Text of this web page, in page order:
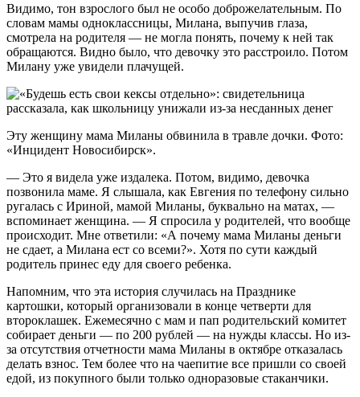
Видимо, тон взрослого был не особо доброжелательным. По
словам мамы одноклассницы, Милана, выпучив глаза,
смотрела на родителя — не могла понять, почему к ней так
обращаются. Видно было, что девочку это расстроило. Потом
Милану уже увидели плачущей.
Эту женщину мама Миланы обвинила в травле дочки. Фото:
«Инцидент Новосибирск».
— Это я видела уже издалека. Потом, видимо, девочка
позвонила маме. Я слышала, как Евгения по телефону сильно
ругалась с Ириной, мамой Миланы, буквально на матах, —
вспоминает женщина. — Я спросила у родителей, что вообще
происходит. Мне ответили: «А почему мама Миланы деньги
не сдает, а Милана ест со всеми?». Хотя по сути каждый
родитель принес еду для своего ребенка.
Напомним, что эта история случилась на Празднике
картошки, который организовали в конце четверти для
второклашек. Ежемесячно с мам и пап родительский комитет
собирает деньги — по 200 рублей — на нужды классы. Но из-
за отсутствия отчетности мама Миланы в октябре отказалась
делать взнос. Тем более что на чаепитие все пришли со своей
едой, из покупного были только одноразовые стаканчики.